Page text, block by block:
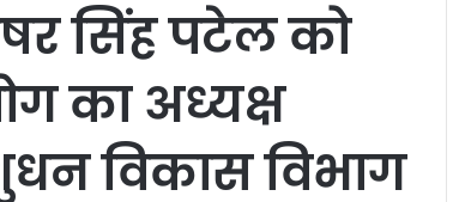
सिंह पटेल को
का अध्यक्ष
विकास विभाग